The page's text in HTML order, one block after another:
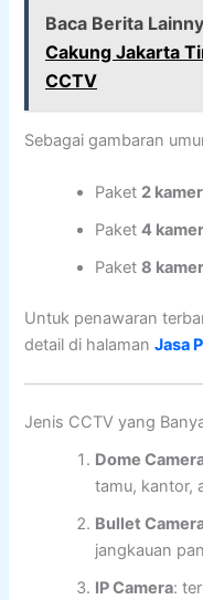
Baca Berita
Cakung Jakarta
CCTV
Sebagai gambaran
Paket 2
Paket4
Paket8
Untuk penawaran
detail di halamanJasa
Jenis CCTV yang
Dome
tamu, kantor,
Bullet
jangkauan
IP Camera: